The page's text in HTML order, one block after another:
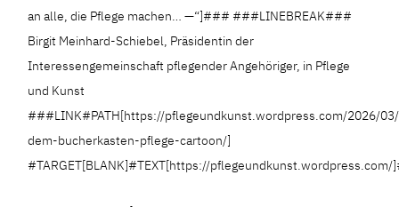
an alle, die Pflege machen… —“]### ###LINEBREAK###
Birgit Meinhard-Schiebel, Präsidentin der
Interessengemeinschaft pflegender Angehöriger, in Pflege
und Kunst
###LINK#PATH[https://pflegeundkunst.wordpress.com/2026/
dem-bucherkasten-pflege-cartoon/]
#TARGET[BLANK]#TEXT[https://